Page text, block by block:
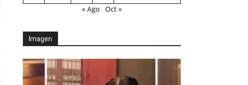
« Ago
Oct »
Imagen